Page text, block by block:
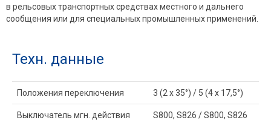
в рельсовых транспортных средствах местного и дальнего
сообщения или для специальных промышленных применений.
Техн. данные
Положения переключения 3 (2 x 35°) / 5 (4 x 17,5°)
Выключатель мгн. действия S800, S826 / S800, S826